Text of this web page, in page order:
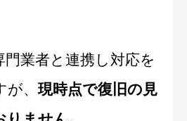
業者と連携し対応を
が、現時点で復旧の見